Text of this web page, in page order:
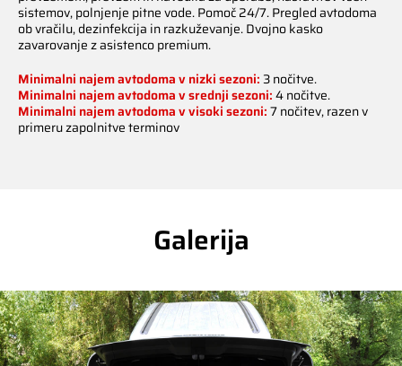
sistemov, polnjenje pitne vode. Pomoč 24/7. Pregled avtodoma
ob vračilu, dezinfekcija in razkuževanje. Dvojno kasko
zavarovanje z asistenco premium.
Minimalni najem avtodoma v nizki sezoni:3 nočitve.
Minimalni najem avtodoma v srednji sezoni:4 nočitve.
Minimalni najem avtodoma v visoki sezoni:7 nočitev, razen v
primeru zapolnitve terminov
Galerija